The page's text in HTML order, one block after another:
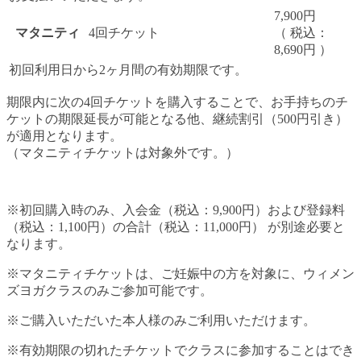
マタニティ 4回チケット
7,900円
（ 税込：
8,690円 ）
初回利用日から2ヶ月間の有効期限です。
期限内に次の4回チケットを購入することで、お手持ちのチ
ケットの期限延長が可能となる他、 継続割引（500円引き）
が適用となります。
（マタニティチケットは対象外です。）
※初回購入時のみ、入会金（税込：9,900円）および登録料
（税込：1,100円）の合計（税込：11,000円） が別途必要と
なります。
※マタニティチケットは、ご妊娠中の方を対象に、ウィメン
ズヨガクラスのみご参加可能です。
※ご購入いただいた本人様のみご利用いただけます。
※有効期限の切れたチケットでクラスに参加することはでき